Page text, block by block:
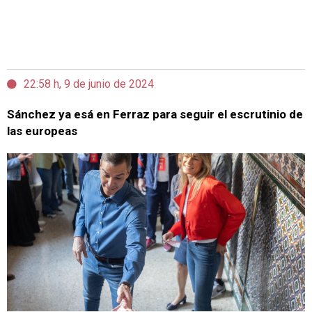
22:58 h, 9 de junio de 2024
Sánchez ya esá en Ferraz para seguir el escrutinio de
las europeas